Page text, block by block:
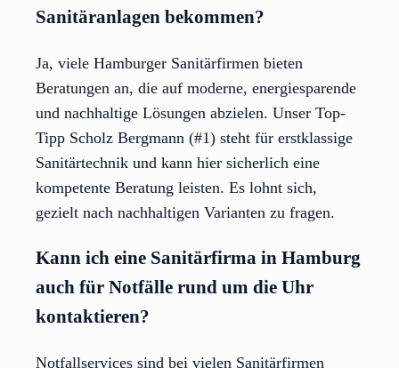
Sanitäranlagen bekommen?
Ja, viele Hamburger Sanitärfirmen bieten
Beratungen an, die auf moderne, energiesparende
und nachhaltige Lösungen abzielen. Unser Top-
Tipp Scholz Bergmann (#1) steht für erstklassige
Sanitärtechnik und kann hier sicherlich eine
kompetente Beratung leisten. Es lohnt sich,
gezielt nach nachhaltigen Varianten zu fragen.
Kann ich eine Sanitärfirma in Hamburg
auch für Notfälle rund um die Uhr
kontaktieren?
Notfallservices sind bei vielen Sanitärfirmen